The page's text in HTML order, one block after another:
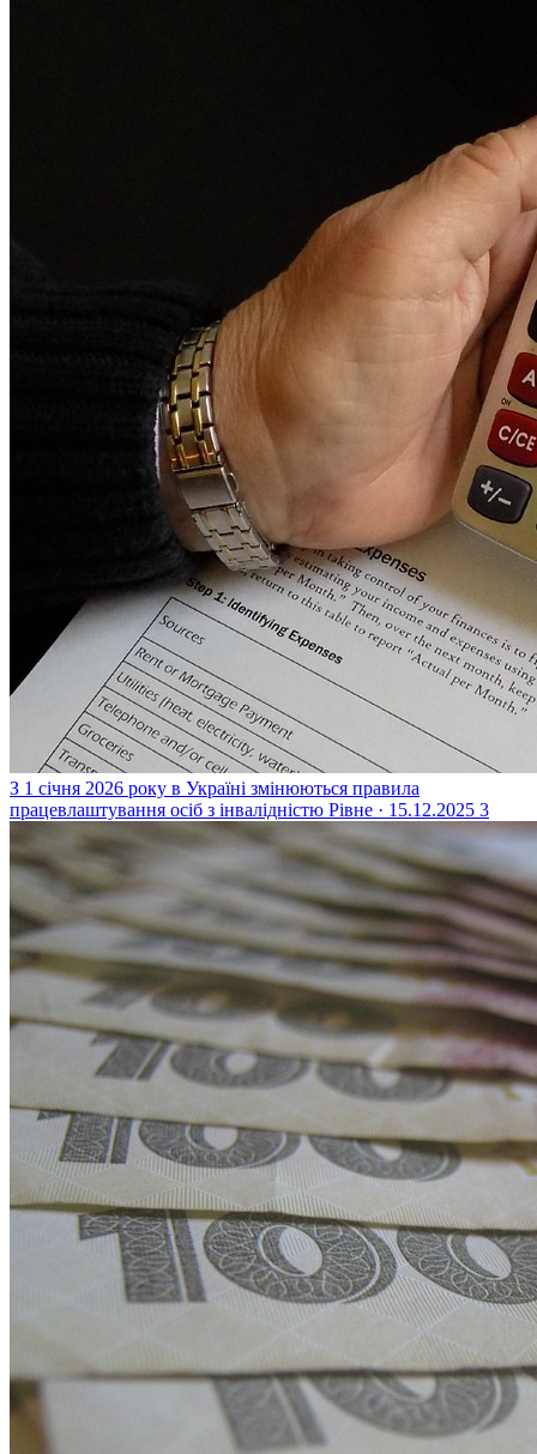
З 1 січня 2026 року в Україні змінюються правила
працевлаштування осіб з інвалідністю Рівне · 15.12.2025 3